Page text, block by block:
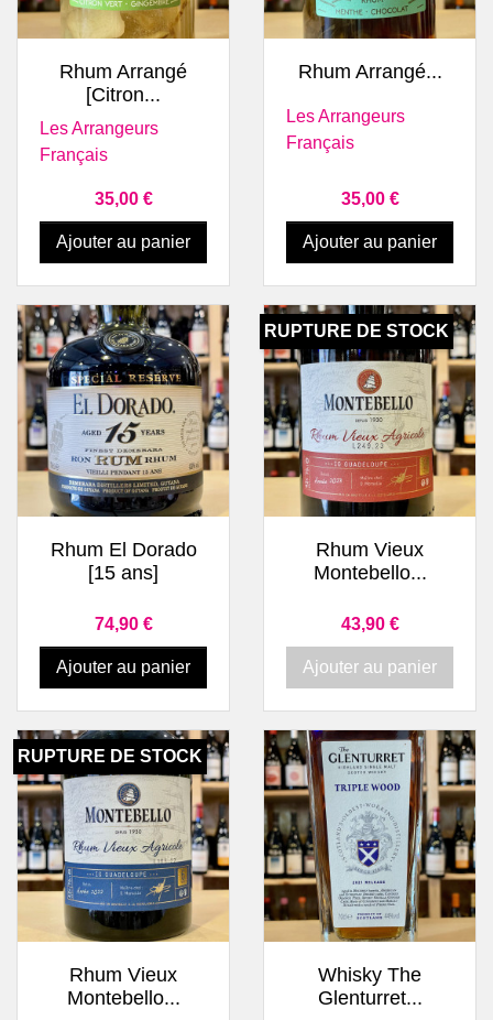
Rhum Arrangé
[Citron...
Les Arrangeurs
Français
Prix
35,00 €
Ajouter au panier
Rhum Arrangé...
Les Arrangeurs
Français
Prix
35,00 €
Ajouter au panier
Rhum El Dorado
[15 ans]
Prix
74,90 €
Ajouter au panier
Rhum Vieux
Montebello...
Prix
43,90 €
Ajouter au panier
RUPTURE DE STOCK
Rhum Vieux
Montebello...
RUPTURE DE STOCK
Whisky The
Glenturret...